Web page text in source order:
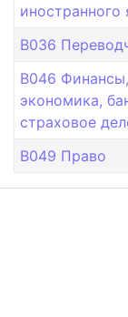
иностранного
B036
B046 Финансы,
экономика,
страховое
B049 Право